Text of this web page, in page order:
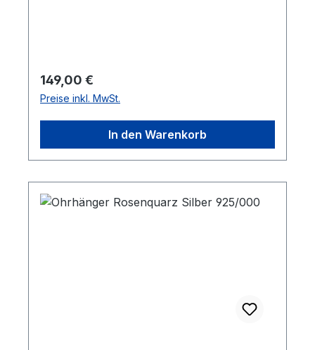
Regulärer Preis:
149,00 €
Preise inkl. MwSt.
In den Warenkorb